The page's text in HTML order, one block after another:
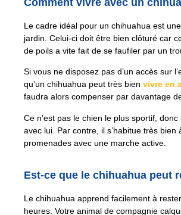
Le cadre idéal pour un chihuahua est
jardin. Celui-ci doit être bien clôturé car
de poils a vite fait de se faufiler par un
Si vous ne disposez pas d’un accès sur
qu’un chihuahua peut très bien vivre en
faudra alors compenser par davantage
Ce n’est pas le chien le plus sportif,
avec lui. Par contre, il s’habitue très bien
promenades avec une marche active.
Est-ce que le chihuahua peut
Le chihuahua apprend facilement à
heures. Votre animal de compagnie